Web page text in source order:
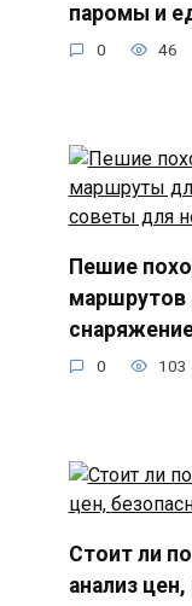
паромы и
0 46
Пешие
маршрутов
0 103
Стоит ли
анализ